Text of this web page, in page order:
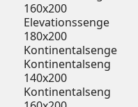
160x200
Elevationssenge
180x200
Kontinentalsenge
Kontinentalseng
140x200
Kontinentalseng